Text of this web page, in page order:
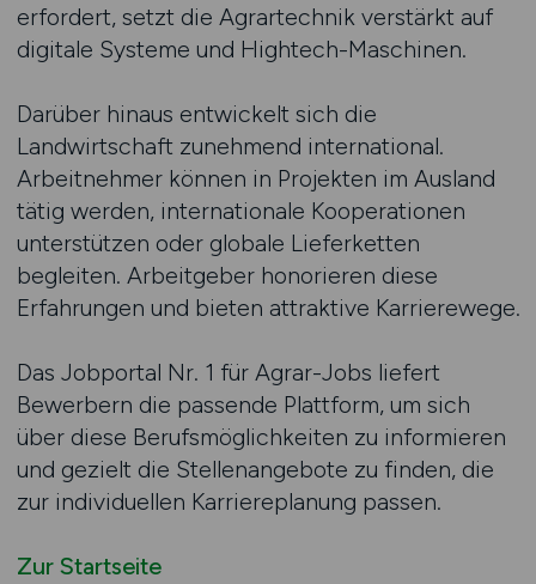
erfordert, setzt die Agrartechnik verstärkt auf
digitale Systeme und Hightech-Maschinen.
Darüber hinaus entwickelt sich die
Landwirtschaft zunehmend international.
Arbeitnehmer können in Projekten im Ausland
tätig werden, internationale Kooperationen
unterstützen oder globale Lieferketten
begleiten. Arbeitgeber honorieren diese
Erfahrungen und bieten attraktive Karrierewege.
Das Jobportal Nr. 1 für Agrar-Jobs liefert
Bewerbern die passende Plattform, um sich
über diese Berufsmöglichkeiten zu informieren
und gezielt die Stellenangebote zu finden, die
zur individuellen Karriereplanung passen.
Zur Startseite